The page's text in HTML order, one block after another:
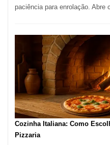
paciência para enrolação. Abre
Cozinha Italiana: Como
Pizzaria